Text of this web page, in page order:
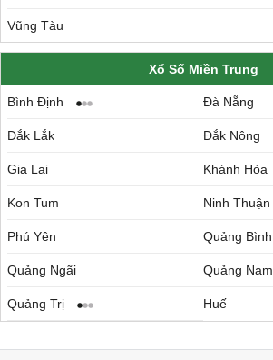
Vũng Tàu
Xổ Số Miền Trung
Bình Định Đà Nẵng
Đắk Lắk Đắk Nông
Gia Lai Khánh Hòa
Kon Tum Ninh Thuận
Phú Yên Quảng Bình
Quảng Ngãi Quảng Nam
Quảng Trị Huế